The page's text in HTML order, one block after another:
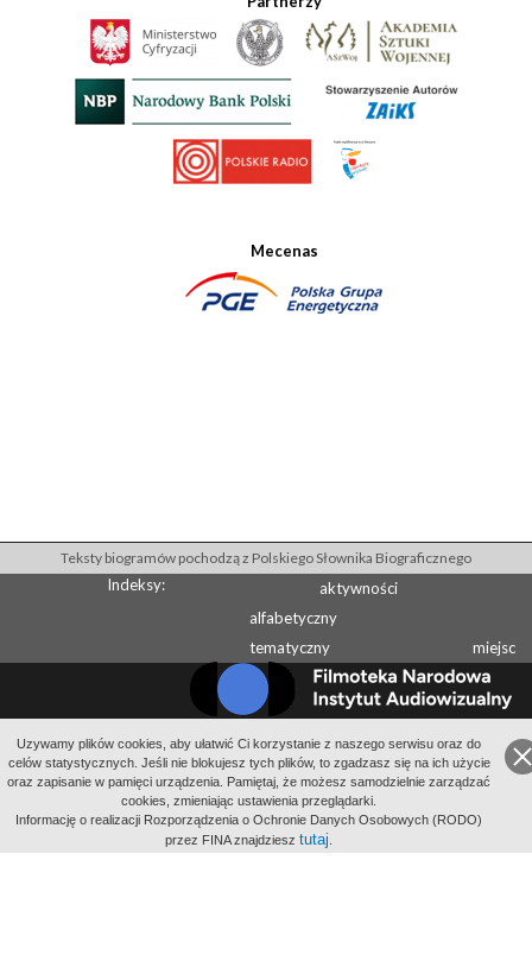
Mecenas
Uzywamy plików cookies, aby ułatwić Ci korzystanie z naszego serwisu oraz do
celów statystycznych. Jeśli nie blokujesz tych plików, to zgadzasz się na ich użycie
oraz zapisanie w pamięci urządzenia. Pamiętaj, że możesz samodzielnie zarządzać
cookies, zmieniając ustawienia przeglądarki.
Informację o realizacji Rozporządzenia o Ochronie Danych Osobowych (RODO)
przez FINA znajdziesz tutaj
Teksty biogramów pochodzą z Polskiego Słownika Biograficznego
Indeksy:
aktywności
alfabetyczny
tematyczny
miejsc
Wydawcą Polskiego Słownika Biograficznego jest Instytut Historii PAN
Wydawcą Internetowego Polskiego Słownika Biograficznego jest Filmoteka
Narodowa - Instytut Audiowizualny
All Rights Reserved 2014-2026Filmoteka Narodowa - Instytut Audiowizualny
Polityka prywatności